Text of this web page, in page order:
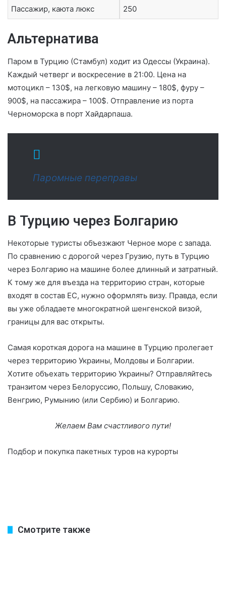
Пассажир, каюта люкс 250
Альтернатива
Паром в Турцию (Стамбул) ходит из Одессы (Украина).
Каждый четверг и воскресение в 21:00. Цена на
мотоцикл – 130$, на легковую машину – 180$, фуру –
900$, на пассажира – 100$. Отправление из порта
Черноморска в порт Хайдарпаша.
Паромные переправы
В Турцию через Болгарию
Некоторые туристы объезжают Черное море с запада.
По сравнению с дорогой через Грузию, путь в Турцию
через Болгарию на машине более длинный и затратный.
К тому же для въезда на территорию стран, которые
входят в состав ЕС, нужно оформлять визу. Правда, если
вы уже обладаете многократной шенгенской визой,
границы для вас открыты.
Самая короткая дорога на машине в Турцию пролегает
через территорию Украины, Молдовы и Болгарии.
Хотите объехать территорию Украины? Отправляйтесь
транзитом через Белоруссию, Польшу, Словакию,
Венгрию, Румынию (или Сербию) и Болгарию.
Желаем Вам счастливого пути!
Подбор и покупка пакетных туров на курорты
Смотрите также